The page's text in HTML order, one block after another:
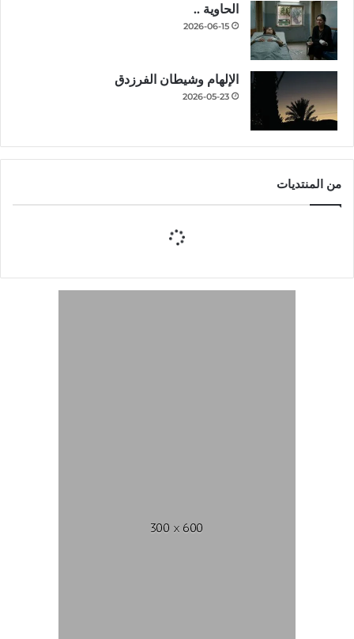
الحاوية ..
2026-06-15
الإلهام وشيطان الفرزدق
2026-05-23
من المنتديات